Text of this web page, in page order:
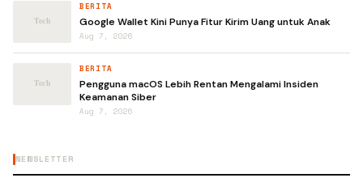
BERITA
Google Wallet Kini Punya Fitur Kirim Uang untuk Anak
Aug 7, 2026
BERITA
Pengguna macOS Lebih Rentan Mengalami Insiden
Keamanan Siber
Aug 7, 2026
NEWSLETTER